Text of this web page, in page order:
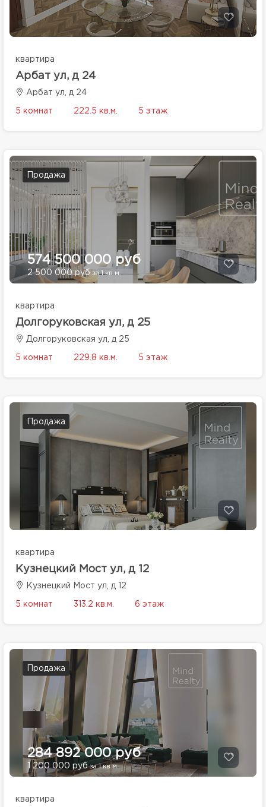
квартира
Арбат ул, д 24
Арбат ул, д 24
5 комнат 222.5 кв.м. 5 этаж
Продажа
574 500 000 руб
2 500 000 руб за 1 кв.м.
квартира
Долгоруковская ул, д 25
Долгоруковская ул, д 25
5 комнат 229.8 кв.м. 5 этаж
Продажа
квартира
Кузнецкий Мост ул, д 12
Кузнецкий Мост ул, д 12
5 комнат 313.2 кв.м. 6 этаж
Продажа
284 892 000 руб
1 200 000 рубза 1 кв.м.
квартира